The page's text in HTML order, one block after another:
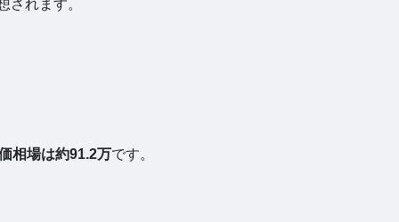
れます。
相場は約91.2万です。